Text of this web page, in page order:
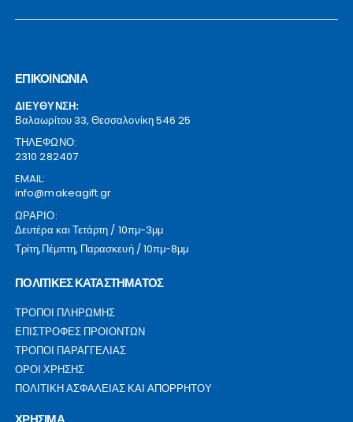
ΕΠΙΚΟΙΝΩΝΙΑ
ΔΙΕΥΘΥΝΣΗ:
Βαλαωρίτου 33, Θεσσαλονίκη 546 25
ΤΗΛΕΦΩΝΟ:
2310 282407
EMAIL:
info@makeagift.gr
ΩΡΑΡΙΟ:
Δευτέρα και Τετάρτη / 10πμ-3μμ
Τρίτη,Πέμπτη, Παρασκευή / 10πμ-8μμ
ΠΟΛΙΤΙΚΕΣ ΚΑΤΑΣΤΗΜΑΤΟΣ
ΤΡΟΠΟΙ ΠΛΗΡΩΜΗΣ
ΕΠΙΣΤΡΟΦΕΣ ΠΡΟΙΟΝΤΩΝ
ΤΡΟΠΟΙ ΠΑΡΑΓΓΕΛΙΑΣ
ΟΡΟΙ ΧΡΗΣΗΣ
ΠΟΛΙΤΙΚΗ ΑΣΦΑΛΕΙΑΣ ΚΑΙ ΑΠΟΡΡΗΤΟΥ